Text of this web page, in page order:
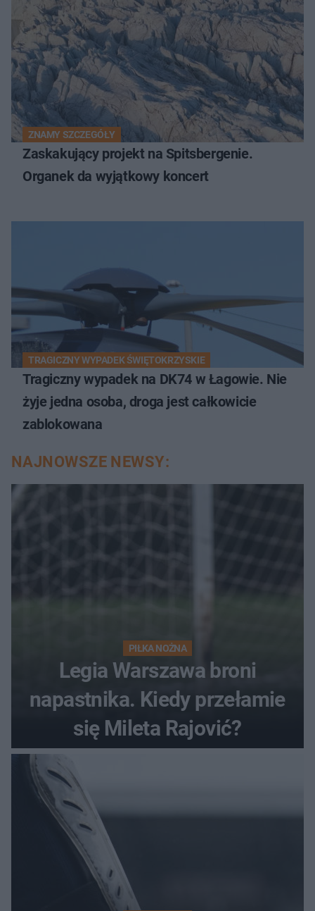
ZNAMY SZCZEGÓŁY
Zaskakujący projekt na Spitsbergenie.
Organek da wyjątkowy koncert
TRAGICZNY WYPADEK ŚWIĘTOKRZYSKIE
Tragiczny wypadek na DK74 w Łagowie. Nie
żyje jedna osoba, droga jest całkowicie
zablokowana
NAJNOWSZE NEWSY:
PIŁKA NOŻNA
Legia Warszawa broni
napastnika. Kiedy przełamie
się Mileta Rajović?